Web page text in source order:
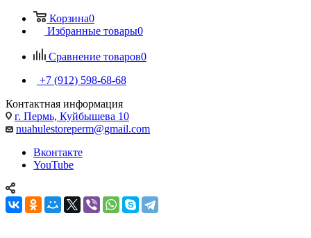
Корзина0
Избранные товары0
Сравнение товаров0
+7 (912) 598-68-68
Контактная информация
г. Пермь, Куйбышева 10
nuahulestoreperm@gmail.com
Вконтакте
YouTube